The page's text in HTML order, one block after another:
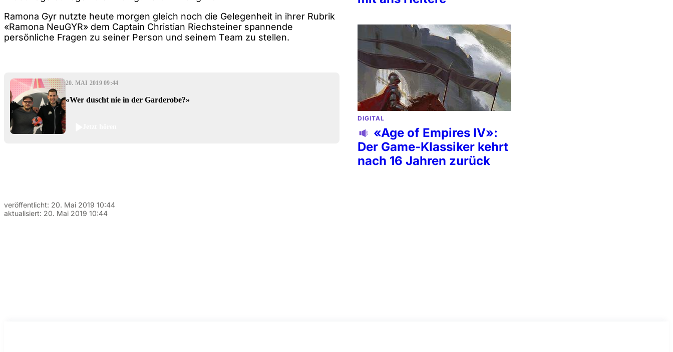
Ramona Gyr nutzte heute morgen gleich noch die Gelegenheit in ihrer Rubrik
«Ramona NeuGYR» dem Captain Christian Riechsteiner spannende
persönliche Fragen zu seiner Person und seinem Team zu stellen.
20. MAI 2019 09:44
«Wer duscht nie in der Garderobe?»
DIGITAL
«Age of Empires IV»:
Der Game-Klassiker kehrt
nach 16 Jahren zurück
veröffentlicht: 20. Mai 2019 10:44
aktualisiert: 20. Mai 2019 10:44